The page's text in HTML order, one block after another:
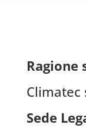
Ragione
Climatec
Sede